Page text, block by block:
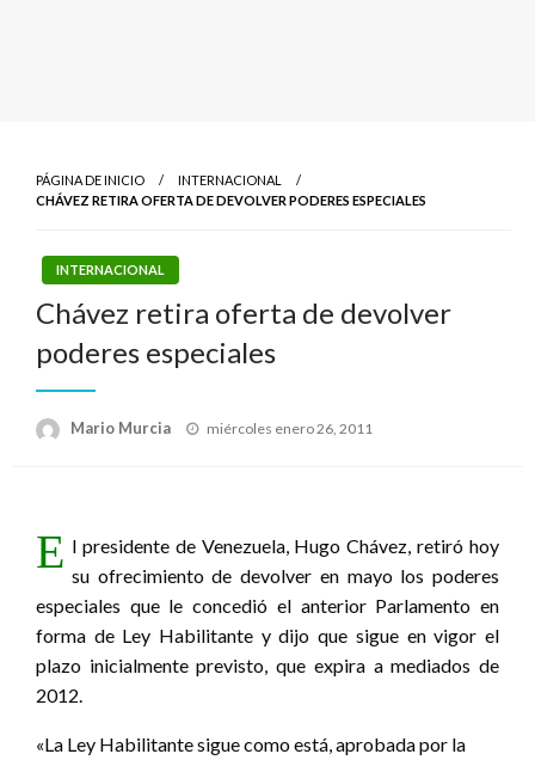
PÁGINA DE INICIO
INTERNACIONAL
CHÁVEZ RETIRA OFERTA DE DEVOLVER PODERES ESPECIALES
INTERNACIONAL
Chávez retira oferta de devolver
poderes especiales
Mario Murcia
Publicado
miércoles enero 26, 2011
E l presidente de Venezuela, Hugo Chávez, retiró hoy
su ofrecimiento de devolver en mayo los poderes
especiales que le concedió el anterior Parlamento en
forma de Ley Habilitante y dijo que sigue en vigor el
plazo inicialmente previsto, que expira a mediados de
2012.
«La Ley Habilitante sigue como está, aprobada por la